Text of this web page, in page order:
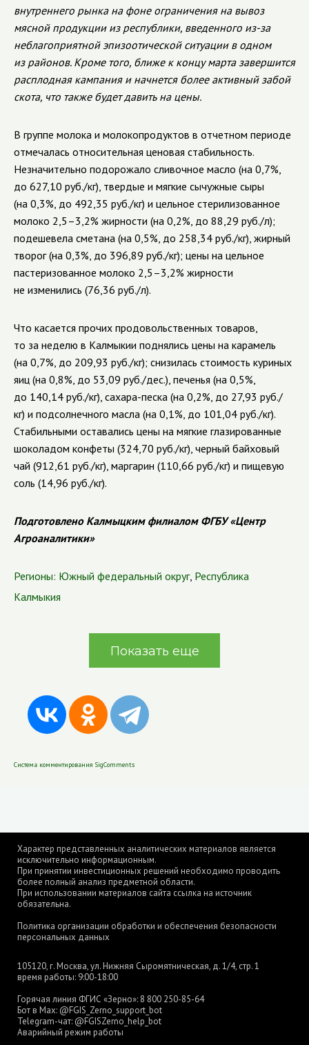
внутреннего рынка на фоне ограничения на вывоз
мясной продукции из республики, введенного из-за
неблагоприятной эпизоотической ситуации в одном
из районов. Кроме того, ближе к концу марта завершится
расплодная кампания и начнется более активный забой
скота, что также будет давить на цены.
В группе молока и молокопродуктов в отчетном периоде
отмечалась относительная ценовая стабильность.
Незначительно подорожало сливочное масло (на 0,7%,
до 627,10 руб./кг), твердые и мягкие сычужные сыры
(на 0,3%, до 492,35 руб./кг) и цельное стерилизованное
молоко 2,5–3,2% жирности (на 0,2%, до 88,29 руб./л);
подешевела сметана (на 0,5%, до 258,34 руб./кг), жирный
творог (на 0,3%, до 396,89 руб./кг); цены на цельное
пастеризованное молоко 2,5–3,2% жирности
не изменились (76,36 руб./л).
Что касается прочих продовольственных товаров,
то за неделю в Калмыкии поднялись цены на карамель
(на 0,7%, до 209,93 руб./кг); снизилась стоимость куриных
яиц (на 0,8%, до 53,09 руб./дес.), печенья (на 0,5%,
до 140,14 руб./кг), сахара-песка (на 0,2%, до 27,93 руб./
кг) и подсолнечного масла (на 0,1%, до 101,04 руб./кг).
Стабильными оставались цены на мягкие глазированные
шоколадом конфеты (324,70 руб./кг), черный байховый
чай (912,61 руб./кг), маргарин (110,66 руб./кг) и пищевую
соль (14,96 руб./кг).
Подготовлено Калмыцким филиалом ФГБУ «Центр
Агроаналитики»
Регионы: Южный федеральный округ, Республика
Калмыкия
Показать еще
Система комментирования SigComments
Характер представленных аналитических материалов является
исключительно информационным.
При принятии инвестиционных решений необходимо проводить
более полный анализ предметной области.
При использовании материалов сайта ссылка на источник
обязательна.
Политика организации обработки и обеспечения безопасности
персональных данных
105120, г. Москва, ул. Нижняя Сыромятническая, д. 1/4, стр. 1
время работы: 9:00-18:00
Горячая линия ФГИС «Зерно»: 8 800 250-85-64
Бот в Max: @FGIS_Zerno_support_bot
Telegram-чат: @FGISZerno_help_bot
Аварийный режим работы